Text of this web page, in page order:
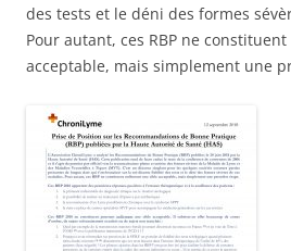
des tests et le déni des formes
Pour autant, ces RBP ne
acceptable, mais simplement une